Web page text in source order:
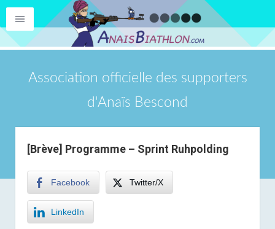
Association officielle des supporters
d'Anaïs Bescond
[Brève] Programme – Sprint Ruhpolding
Facebook Twitter/X
LinkedIn